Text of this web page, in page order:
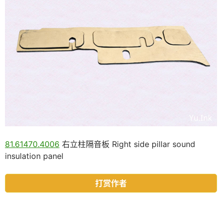
81.61470.4006 右立柱隔音板 Right side pillar sound
insulation panel
打赏作者